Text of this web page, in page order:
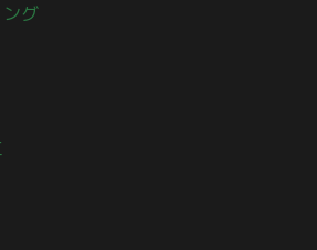
グ